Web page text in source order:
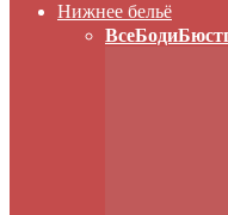
Нижнее бельё
ВсеБоди